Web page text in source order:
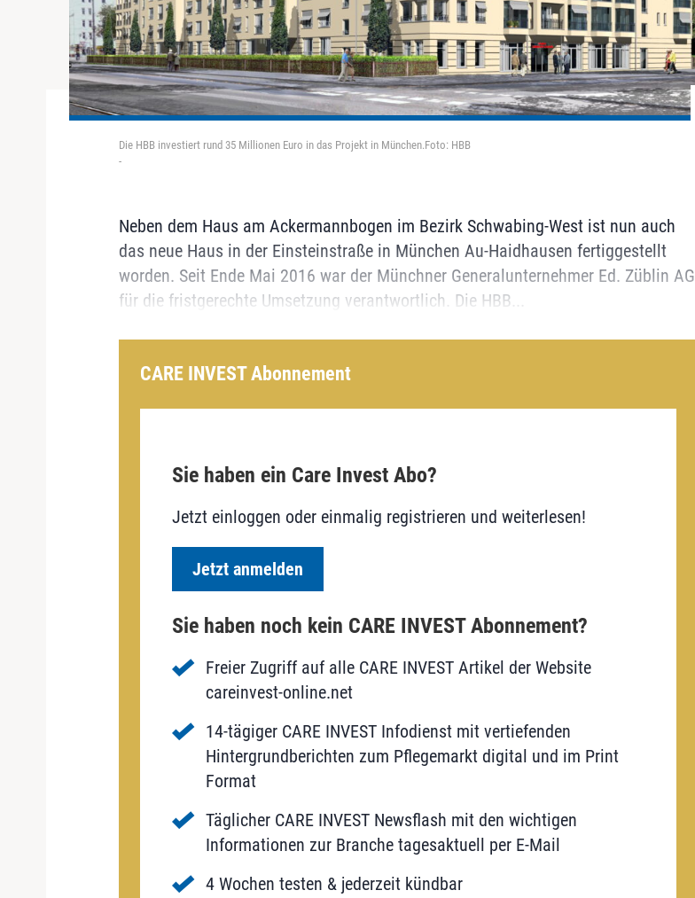
Die HBB investiert rund 35 Millionen Euro in das Projekt in München.Foto: HBB
-
Neben dem Haus am Ackermannbogen im Bezirk Schwabing-West ist nun auch
das neue Haus in der Einsteinstraße in München Au-Haidhausen fertiggestellt
worden. Seit Ende Mai 2016 war der Münchner Generalunternehmer Ed. Züblin AG
für die fristgerechte Umsetzung verantwortlich. Die HBB...
CARE INVEST Abonnement
Sie haben ein Care Invest Abo?
Jetzt einloggen oder einmalig registrieren und weiterlesen!
Jetzt anmelden
Sie haben noch kein CARE INVEST Abonnement?
Freier Zugriff auf alle CARE INVEST Artikel der Website
careinvest-online.net
14-tägiger CARE INVEST Infodienst mit vertiefenden
Hintergrundberichten zum Pflegemarkt digital und im Print
Format
Täglicher CARE INVEST Newsflash mit den wichtigen
Informationen zur Branche tagesaktuell per E-Mail
4 Wochen testen & jederzeit kündbar